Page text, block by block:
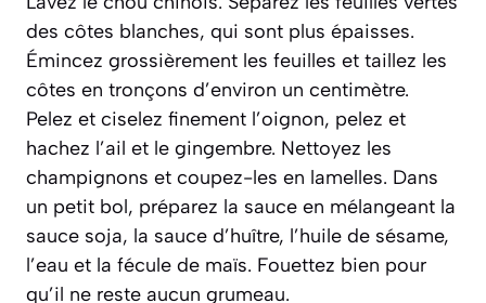
des côtes blanches, qui sont plus épaisses.
Émincez grossièrement les feuilles et taillez les
côtes en tronçons d’environ un centimètre.
Pelez et ciselez finement l’oignon, pelez et
hachez l’ail et le gingembre. Nettoyez les
champignons et coupez-les en lamelles. Dans
un petit bol, préparez la sauce en mélangeant la
sauce soja, la sauce d’huître, l’huile de sésame,
l’eau et la fécule de maïs. Fouettez bien pour
qu’il ne reste aucun grumeau.